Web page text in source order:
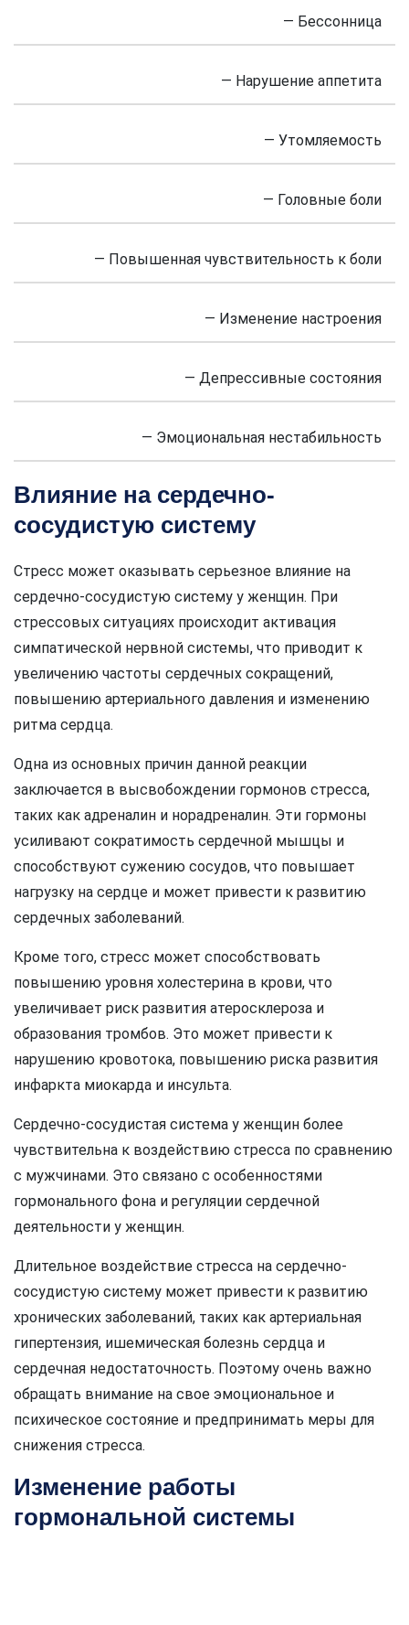
— Бессонница
— Нарушение аппетита
— Утомляемость
— Головные боли
— Повышенная чувствительность к боли
— Изменение настроения
— Депрессивные состояния
— Эмоциональная нестабильность
Влияние на сердечно-
сосудистую систему
Стресс может оказывать серьезное влияние на
сердечно-сосудистую систему у женщин. При
стрессовых ситуациях происходит активация
симпатической нервной системы, что приводит к
увеличению частоты сердечных сокращений,
повышению артериального давления и изменению
ритма сердца.
Одна из основных причин данной реакции
заключается в высвобождении гормонов стресса,
таких как адреналин и норадреналин. Эти гормоны
усиливают сократимость сердечной мышцы и
способствуют сужению сосудов, что повышает
нагрузку на сердце и может привести к развитию
сердечных заболеваний.
Кроме того, стресс может способствовать
повышению уровня холестерина в крови, что
увеличивает риск развития атеросклероза и
образования тромбов. Это может привести к
нарушению кровотока, повышению риска развития
инфаркта миокарда и инсульта.
Сердечно-сосудистая система у женщин более
чувствительна к воздействию стресса по сравнению
с мужчинами. Это связано с особенностями
гормонального фона и регуляции сердечной
деятельности у женщин.
Длительное воздействие стресса на сердечно-
сосудистую систему может привести к развитию
хронических заболеваний, таких как артериальная
гипертензия, ишемическая болезнь сердца и
сердечная недостаточность. Поэтому очень важно
обращать внимание на свое эмоциональное и
психическое состояние и предпринимать меры для
снижения стресса.
Изменение работы
гормональной системы